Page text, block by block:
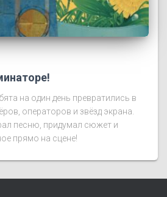
на один день превратились в
операторов и звёзд экрана.
песню, придумал сюжет и
прямо на сцене!